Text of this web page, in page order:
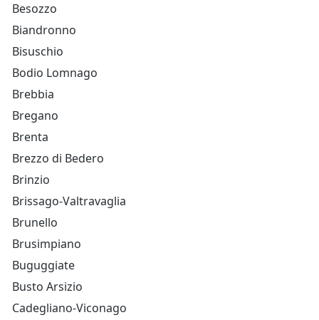
Besozzo
Biandronno
Bisuschio
Bodio Lomnago
Brebbia
Bregano
Brenta
Brezzo di Bedero
Brinzio
Brissago-Valtravaglia
Brunello
Brusimpiano
Buguggiate
Busto Arsizio
Cadegliano-Viconago